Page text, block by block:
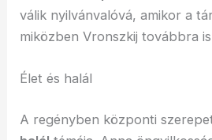
válik nyilvánvalóvá, amikor a
miközben Vronszkij továbbra
Élet és halál
A regényben központi